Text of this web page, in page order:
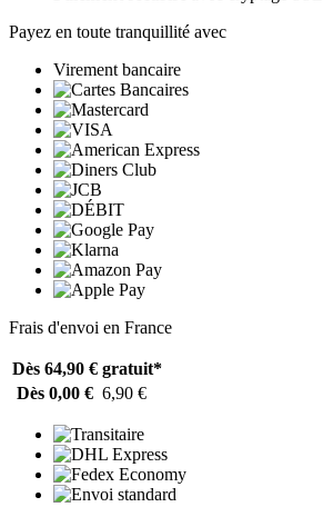
Payez en toute tranquillité avec
Virement bancaire
Frais d'envoi en France
Dès 64,90 € gratuit*
Dès 0,00 € 6,90 €